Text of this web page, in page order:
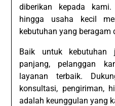
diberikan kepada
hingga usaha kecil
kebutuhan yang
Baik untuk kebutuhan
panjang, pelanggan
layanan terbaik.
konsultasi, pengiriman,
adalah keunggulan yang